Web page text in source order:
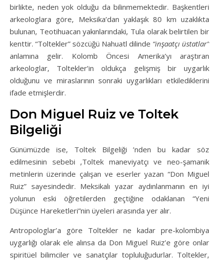
birlikte, neden yok olduğu da bilinmemektedir. Başkentleri
arkeologlara göre, Meksika’dan yaklaşık 80 km uzaklıkta
bulunan, Teotihuacan yakınlarındaki, Tula olarak belirtilen bir
kenttir. “Toltekler” sözcüğü Nahuatl dilinde “inşaatçı üstatlar”
anlamına gelir. Kolomb Öncesi Amerika’yı araştıran
arkeologlar, Toltekler’in oldukça gelişmiş bir uygarlık
olduğunu ve miraslarının sonraki uygarlıkları etkilediklerini
ifade etmişlerdir.
Don Miguel Ruiz ve Toltek
Bilgeliği
Günümüzde ise, Toltek Bilgeliği ’nden bu kadar söz
edilmesinin sebebi ,Toltek maneviyatçı ve neo-şamanik
metinlerin üzerinde çalışan ve eserler yazan “Don Miguel
Ruiz” sayesindedir. Meksikalı yazar aydınlanmanın en iyi
yolunun eski öğretilerden geçtiğine odaklanan “Yeni
Düşünce Hareketleri”nin üyeleri arasında yer alır.
Antropologlar’a göre Toltekler ne kadar pre-kolombiya
uygarlığı olarak ele alınsa da Don Miguel Ruiz’e göre onlar
spiritüel bilimciler ve sanatçılar topluluğudurlar. Toltekler,